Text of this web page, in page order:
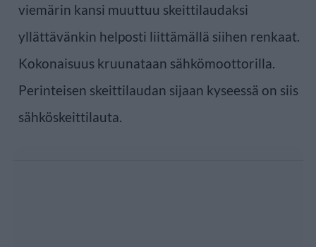
viemärin kansi muuttuu skeittilaudaksi
yllättävänkin helposti liittämällä siihen renkaat.
Kokonaisuus kruunataan sähkömoottorilla.
Perinteisen skeittilaudan sijaan kyseessä on siis
sähköskeittilauta.